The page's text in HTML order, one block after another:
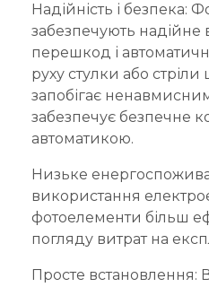
Надійність і безпека:
забезпечують надійне
перешкод і
руху стулки або
запобігає
забезпечує безпечне
автоматикою.
Низьке
використання
фотоелементи більш
погляду витрат на
Просте встановлення: